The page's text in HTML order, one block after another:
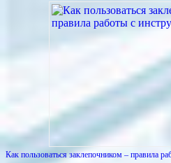
Как пользоваться заклепочником – правила